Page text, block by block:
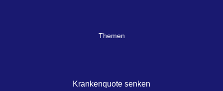
Themen
Krankenquote senken